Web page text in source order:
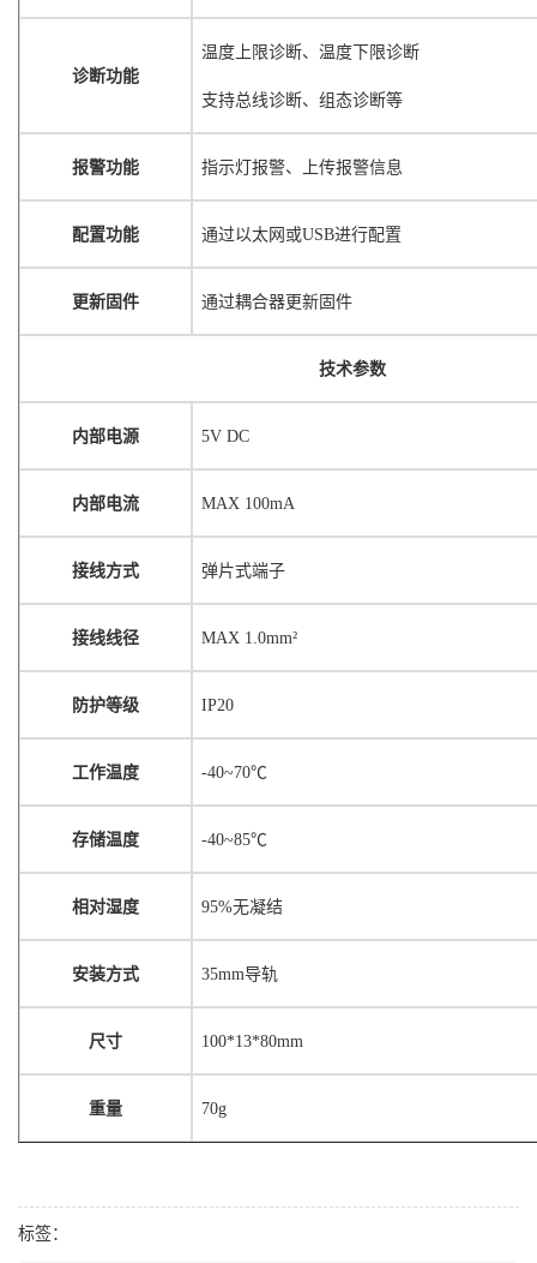
诊断功能
温度上限诊断、温度下限诊断
支持总线诊断、组态诊断等
报警功能 指示灯报警、上传报警信息
配置功能 通过以太网或USB进行配置
更新固件 通过耦合器更新固件
技术参数
内部电源 5V DC
内部电流 MAX 100mA
接线方式 弹片式端子
接线线径 MAX 1.0mm²
防护等级 IP20
工作温度 -40~70℃
存储温度 -40~85℃
相对湿度 95%无凝结
安装方式 35mm导轨
尺寸 100*13*80mm
重量 70g
标签：